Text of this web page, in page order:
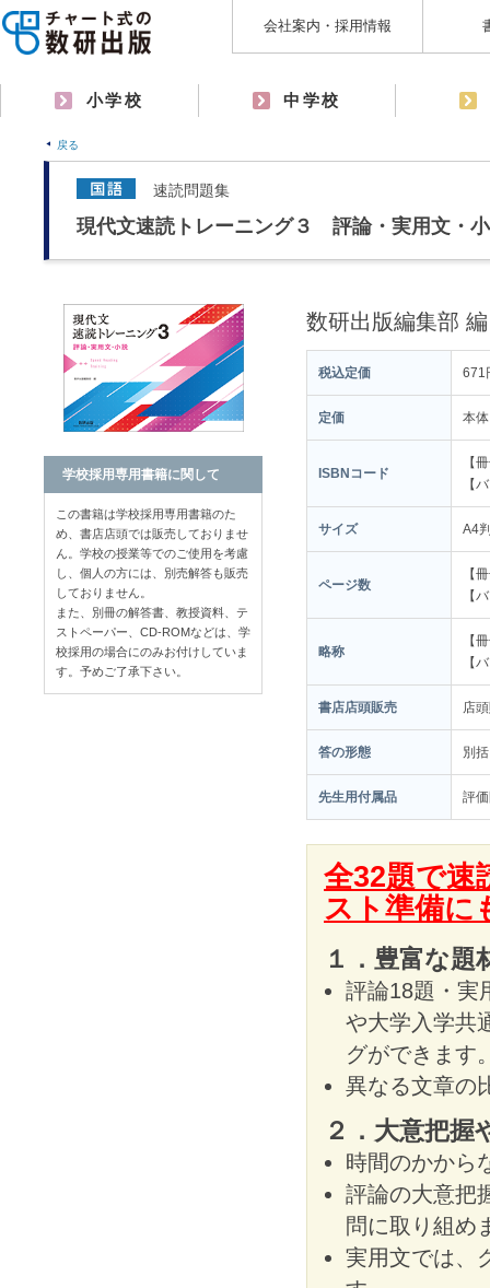
会社案内・採用情報
小学校 中学校
戻る
速読問題集
現代文速読トレーニング３ 評論・実用文・
数研出版編集部 編
税込定価 671
定価 本
ISBNコード
【
【
サイズ A4
ページ数
【
【
略称
【
【
書店店頭販売 店
答の形態 別
先生用付属品 評
全32題で
スト準備に
１．豊富な
評論18題・実
や大学入学共
グができます
異なる文章の
２．大意把握
時間のかから
評論の大意把
問に取り組め
実用文では、
学校採用専用書籍に関して
この書籍は学校採用専用書籍のた
め、書店店頭では販売しておりませ
ん。学校の授業等でのご使用を考慮
し、個人の方には、別売解答も販売
しておりません。
また、別冊の解答書、教授資料、テ
ストペーパー、CD-ROMなどは、学
校採用の場合にのみお付けしていま
す。予めご了承下さい。